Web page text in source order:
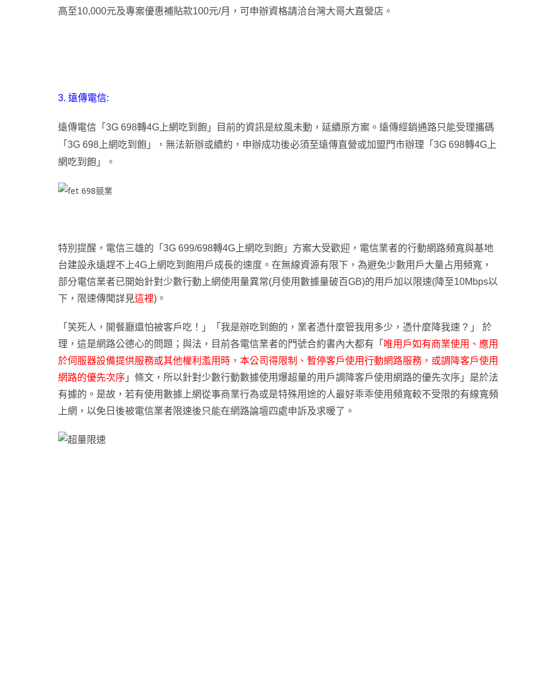
高至10,000元及專案優惠補貼款100元/月，可申辦資格請洽台灣大哥大直營店 。
3. 遠傳電信:
遠傳電信 「3G 698轉4G上網吃到飽」目前的資訊是紋風未動，延續原方案 。遠傳經銷通路只能受理攜碼
「3G 698上網吃到飽」
， 無法新辦或續約 ， 申辦成功後必須至遠傳直營或加盟門市辦理 「3G 698轉4G上
網吃到飽」
。
特別提醒 ， 電信三雄的「3G 699/698轉4G上網吃到飽」方案大受歡迎 ， 電信業者的行動網路頻寬與基地
台建設永遠趕不上4G上網吃到飽用戶成長的速度 。 在無線資源有限下，為避免少數用戶大量占用頻寬 ，
部分電信業者已開始針對少數行動上網使用量異常(月使用數據量破百GB)的用戶加以限速(降至10Mbps以
下，限速傳聞詳見這裡)。
「笑死人，開餐廳還怕被客戶吃！」「我是辦吃到飽的，業者憑什麼管我用多少，憑什麼降我速 ? 」 於
理，這是網路公德心的問題；與法，目前各電信業者的門號合約書內大都有 「 唯用戶如有商業使用、應用
於伺服器設備提供服務或其他權利濫用時，本公司得限制、暫停客戶使用行動網路服務，或調降客戶使用
網路的優先次序 」條文 ，所以針對少數行動數據使用爆超量的用戶調降客戶使用網路的優先次序」是於法
有據的 。 是故 ，若有使用數據上網從事商業行為或是特殊用途的人最好乖乖使用頻寬較不受限的有線寬頻
上網 ，以免日後被電信業者限速後只能在網路論壇四處申訴及求暖了 。